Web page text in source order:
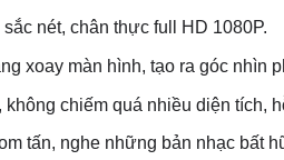
nét, chân thực full HD 1080P.
xoay màn hình, tạo ra góc nhìn
chiếm quá nhiều diện tích,
tấn, nghe những bản nhạc